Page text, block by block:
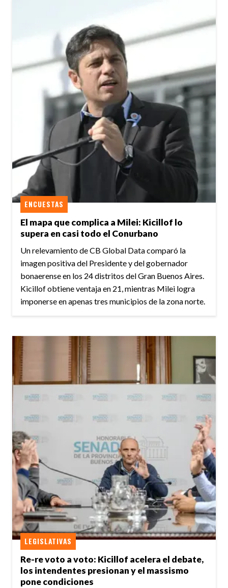
El mapa que complica a Milei: Kicillof lo
supera en casi todo el Conurbano
ENCUESTAS
Un relevamiento de CB Global Data comparó la
imagen positiva del Presidente y del gobernador
bonaerense en los 24 distritos del Gran Buenos Aires.
Kicillof obtiene ventaja en 21, mientras Milei logra
imponerse en apenas tres municipios de la zona norte.
Re-re voto a voto: Kicillof acelera el debate,
los intendentes presionan y el massismo
pone condiciones
LEGISLATIVAS